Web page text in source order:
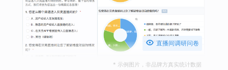
 直播间调研问卷
* 示例图片，非品牌方真实统计数据